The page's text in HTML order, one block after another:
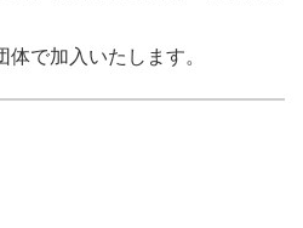
で加入いたします。